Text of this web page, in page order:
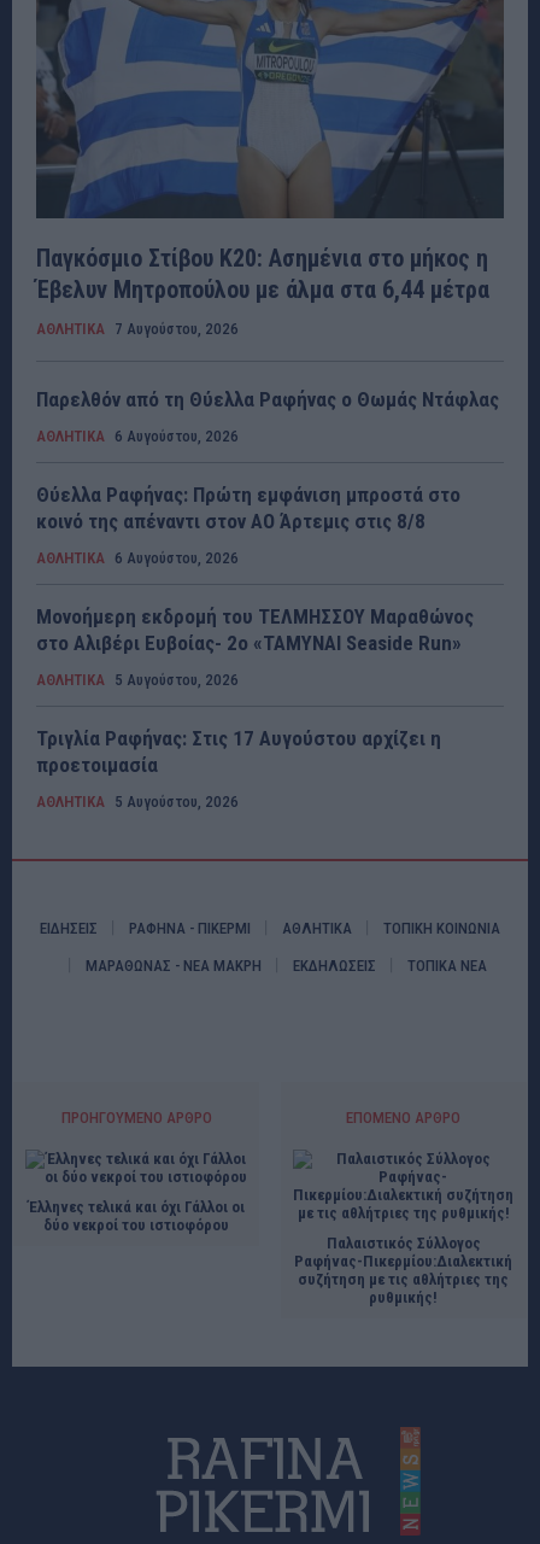
Παγκόσμιο Στίβου Κ20: Ασημένια στο μήκος η
Έβελυν Μητροπούλου με άλμα στα 6,44 μέτρα
ΑΘΛΗΤΙΚΑ 7 Αυγούστου, 2026
Παρελθόν από τη Θύελλα Ραφήνας ο Θωμάς Ντάφλας
ΑΘΛΗΤΙΚΑ 6 Αυγούστου, 2026
Θύελλα Ραφήνας: Πρώτη εμφάνιση μπροστά στο
κοινό της απέναντι στον ΑΟ Άρτεμις στις 8/8
ΑΘΛΗΤΙΚΑ 6 Αυγούστου, 2026
Μονοήμερη εκδρομή του ΤΕΛΜΗΣΣΟΥ Μαραθώνος
στο Αλιβέρι Ευβοίας- 2ο «ΤΑΜΥΝΑΙ Seaside Run»
ΑΘΛΗΤΙΚΑ 5 Αυγούστου, 2026
Τριγλία Ραφήνας: Στις 17 Αυγούστου αρχίζει η
προετοιμασία
ΑΘΛΗΤΙΚΑ 5 Αυγούστου, 2026
ΕΙΔΗΣΕΙΣ ΡΑΦΗΝΑ - ΠΙΚΕΡΜΙ ΑΘΛΗΤΙΚΑ ΤΟΠΙΚΗ ΚΟΙΝΩΝΙΑ
ΜΑΡΑΘΩΝΑΣ - ΝΕΑ ΜΑΚΡΗ ΕΚΔΗΛΩΣΕΙΣ ΤΟΠΙΚΑ ΝΕΑ
ΠΡΟΗΓΟΎΜΕΝΟ ΆΡΘΡΟ
Έλληνες τελικά και όχι Γάλλοι οι
δύο νεκροί του ιστιοφόρου
ΕΠΌΜΕΝΟ ΆΡΘΡΟ
Παλαιστικός Σύλλογος
Ραφήνας-Πικερμίου:Διαλεκτική
συζήτηση με τις αθλήτριες της
ρυθμικής!